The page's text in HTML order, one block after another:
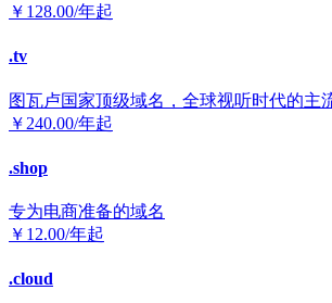
￥ 128.00/年起
.tv
图瓦卢国家顶级域名，全球视听时代的主
￥ 240.00/年起
.shop
专为电商准备的域名
￥ 12.00/年起
.cloud